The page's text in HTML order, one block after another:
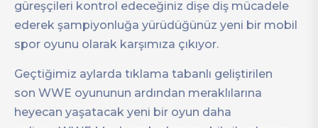
güreşçileri kontrol edeceğiniz dişe diş mücadele
ederek şampiyonluğa yürüdüğünüz yeni bir mobil
spor oyunu olarak karşımıza çıkıyor.
Geçtiğimiz aylarda tıklama tabanlı geliştirilen
son WWE oyununun ardından meraklılarına
heyecan yaşatacak yeni bir oyun daha